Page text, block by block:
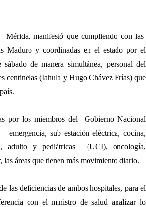
manifestó que cumpliendo con las
Maduro y coordinadas en el estado por el
de manera simultánea, personal del
centinelas (Iahula y Hugo Chávez Frías) que
por los miembros del Gobierno Nacional
sub estación eléctrica, cocina,
adulto y pediátricas (UCI), oncología,
áreas que tienen más movimiento diario.
las deficiencias de ambos hospitales, para el
con el ministro de salud analizar lo